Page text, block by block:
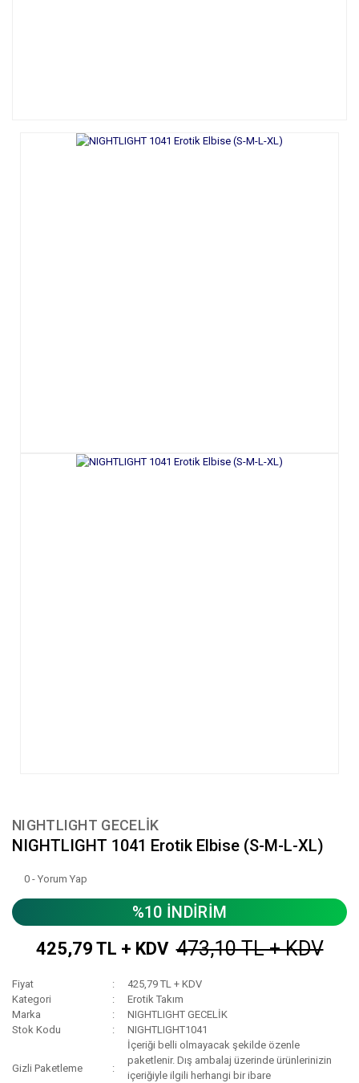
NIGHTLIGHT GECELİK
NIGHTLIGHT 1041 Erotik Elbise (S-M-L-XL)
0 - Yorum Yap
%10 İNDİRİM
425,79 TL + KDV 473,10 TL + KDV
Fiyat
425,79 TL + KDV
Kategori
Erotik Takım
Marka
NIGHTLIGHT GECELİK
Stok Kodu
NIGHTLIGHT1041
Gizli Paketleme
İçeriği belli olmayacak şekilde özenle
paketlenir. Dış ambalaj üzerinde ürünlerinizin
içeriğiyle ilgili herhangi bir ibare